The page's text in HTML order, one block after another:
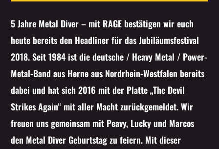
Pinterest
Whatsapp
5 Jahre Metal Diver – mit RAGE bestätigen wir euch
heute bereits den Headliner für das Jubiläumsfestival
2018. Seit 1984 ist die deutsche / Heavy Metal / Power-
Metal-Band aus Herne aus Nordrhein-Westfalen bereits
dabei und hat sich 2016 mit der Platte „The Devil
Strikes Again“ mit aller Macht zurückgemeldet. Wir
freuen uns gemeinsam mit Peavy, Lucky und Marcos
den Metal Diver Geburtstag zu feiern. Mit dieser